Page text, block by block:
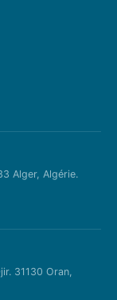
Alger, Algérie.
31130 Oran,